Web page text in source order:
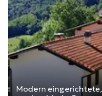
Modern eingerichtete,